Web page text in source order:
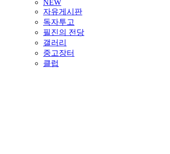
NEW
자유게시판
독자투고
필진의 전당
갤러리
중고장터
클럽